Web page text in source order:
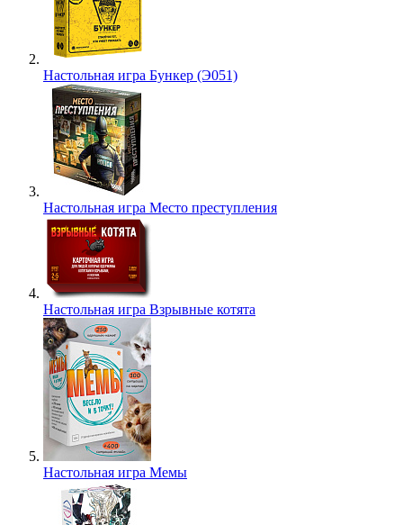
Настольная игра Бункер (Э051)
Настольная игра Место преступления
Настольная игра Взрывные котята
Настольная игра Мемы